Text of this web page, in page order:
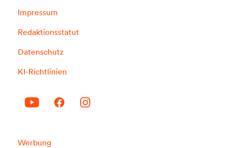
Impressum
Redaktionsstatut
Datenschutz
KI-Richtlinien
Werbung